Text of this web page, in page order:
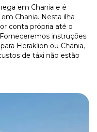
em Chania e é
Chania. Nesta ilha
conta própria até o
instruções
Heraklion ou Chania,
de táxi não estão